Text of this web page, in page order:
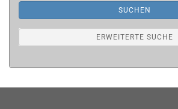
SUCHEN
ERWEITERTE SUCHE